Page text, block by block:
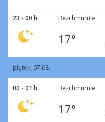
23 - 00 h Bezchmurnie
17°
piątek, 07.08.
00 - 01 h Bezchmurnie
17°